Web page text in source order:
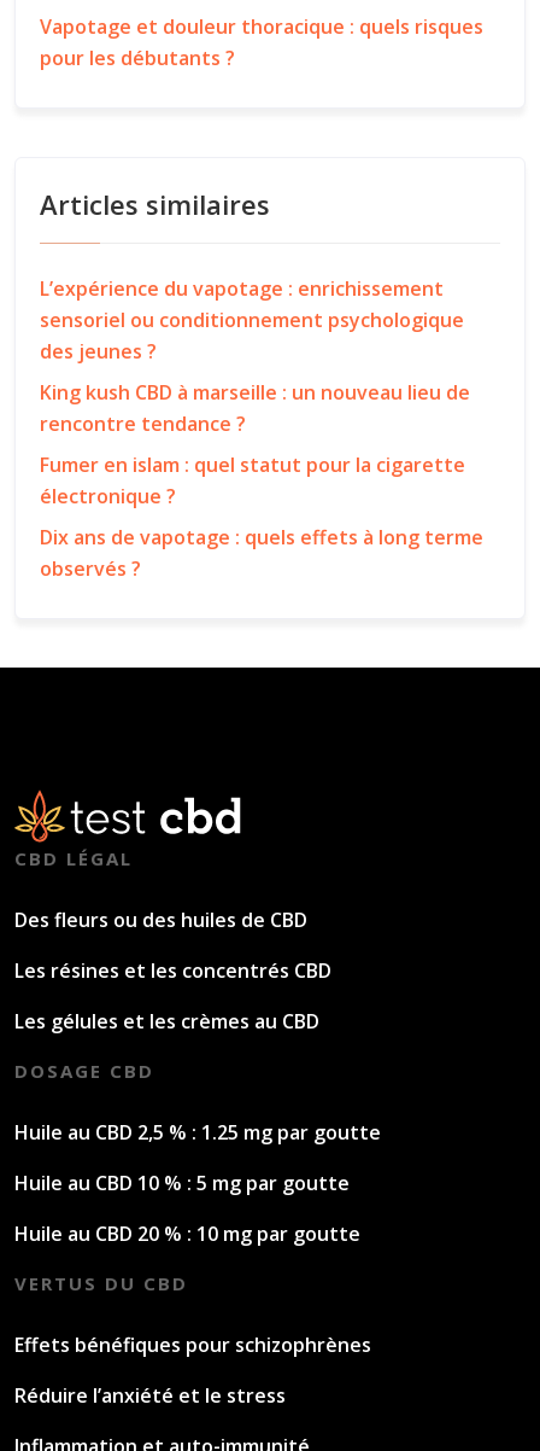
Vapotage et douleur thoracique : quels risques
pour les débutants ?
Articles similaires
L’expérience du vapotage : enrichissement
sensoriel ou conditionnement psychologique
des jeunes ?
King kush CBD à marseille : un nouveau lieu de
rencontre tendance ?
Fumer en islam : quel statut pour la cigarette
électronique ?
Dix ans de vapotage : quels effets à long terme
observés ?
CBD LÉGAL
Des fleurs ou des huiles de CBD
Les résines et les concentrés CBD
Les gélules et les crèmes au CBD
DOSAGE CBD
Huile au CBD 2,5 % : 1.25 mg par goutte
Huile au CBD 10 % : 5 mg par goutte
Huile au CBD 20 % : 10 mg par goutte
VERTUS DU CBD
Effets bénéfiques pour schizophrènes
Réduire l’anxiété et le stress